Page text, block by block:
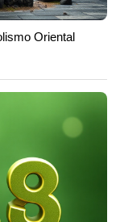
Oriental